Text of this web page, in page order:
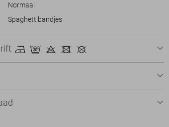
Normaal
Spaghettibandjes